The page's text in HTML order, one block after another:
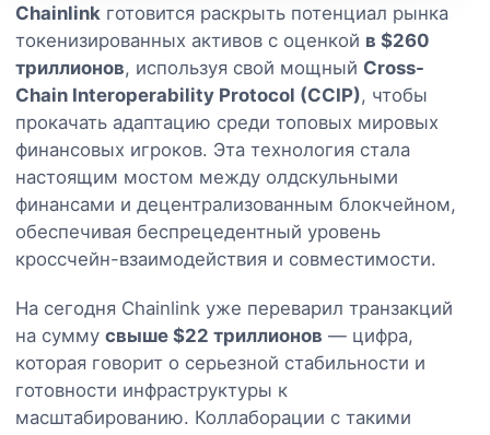
Chainlink готовится раскрыть потенциал рынка
токенизированных активов с оценкой в $260
триллионов, используя свой мощный Cross-
Chain Interoperability Protocol (CCIP), чтобы
прокачать адаптацию среди топовых мировых
финансовых игроков. Эта технология стала
настоящим мостом между олдскульными
финансами и децентрализованным блокчейном,
обеспечивая беспрецедентный уровень
кроссчейн-взаимодействия и совместимости.
На сегодня Chainlink уже переварил транзакций
на сумму свыше $22 триллионов — цифра,
которая говорит о серьезной стабильности и
готовности инфраструктуры к
масштабированию. Коллаборации с такими